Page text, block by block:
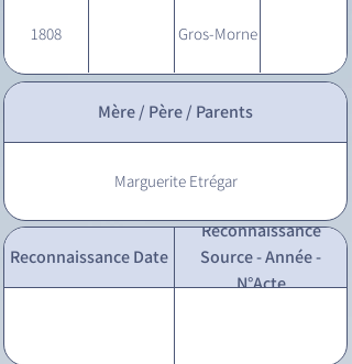
1808 Gros-Morne
Mère / Père / Parents
Marguerite Etrégar
Reconnaissance Date
Reconnaissance
Source - Année -
N°Acte